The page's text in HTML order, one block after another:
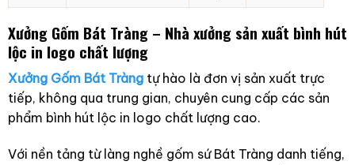
Xưởng Gốm Bát Tràng – Nhà xưởng sản xuất bình hút
lộc in logo chất lượng
Xưởng Gốm Bát Tràngtự hào là đơn vị sản xuất trực
tiếp, không qua trung gian, chuyên cung cấp các sản
phẩm bình hút lộc in logo chất lượng cao.
Với nền tảng từ làng nghề gốm sứ Bát Tràng danh tiếng,